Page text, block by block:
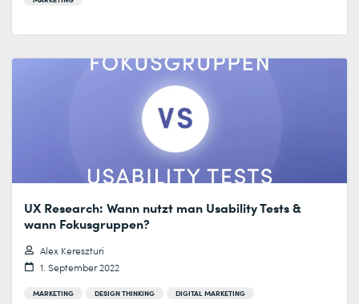
UX Research: Wann nutzt man Usability Tests &
wann Fokusgruppen?
Alex Kereszturi
1. September 2022
MARKETING DESIGN THINKING
DIGITAL MARKETING